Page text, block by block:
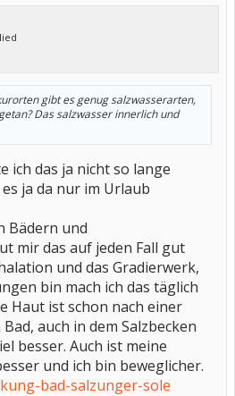
gibt es genug salzwasserarten,
Das salzwasser innerlich und
ich das ja nicht so lange
ja da nur im Urlaub
Bädern und
mir das auf jeden Fall gut
und das Gradierwerk,
bin mach ich das täglich
Haut ist schon nach einer
auch in dem Salzbecken
besser. Auch ist meine
und ich bin beweglicher.
bad-salzunger-sole